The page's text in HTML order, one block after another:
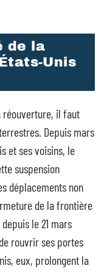
de la
Unis
réouverture, il faut
Depuis mars
et ses voisins, le
suspension
déplacements non
de la frontière
le 21 mars
rouvrir ses portes
eux, prolongent la